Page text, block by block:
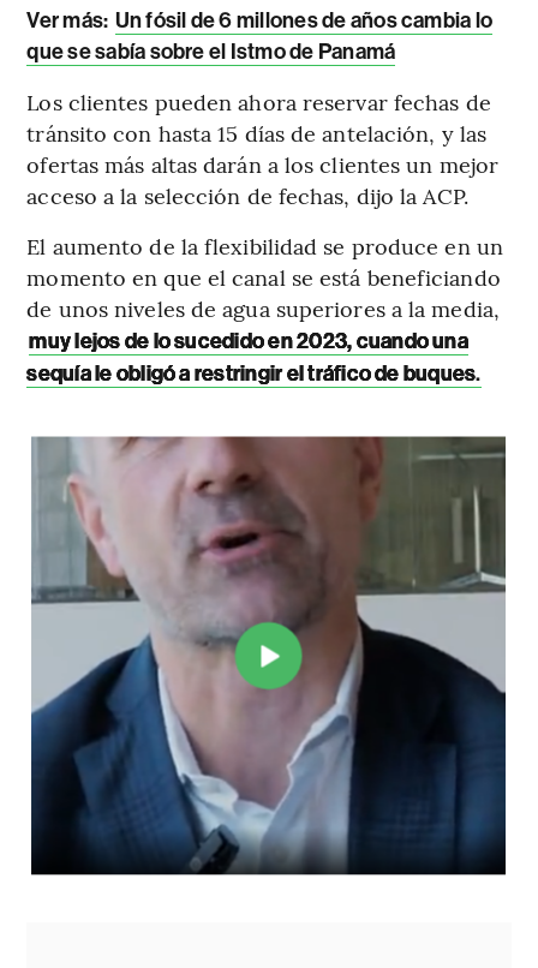
Ver más: Un fósil de 6 millones de años cambia lo
que se sabía sobre el Istmo de Panamá
Los clientes pueden ahora reservar fechas de
tránsito con hasta 15 días de antelación, y las
ofertas más altas darán a los clientes un mejor
acceso a la selección de fechas, dijo la ACP.
El aumento de la flexibilidad se produce en un
momento en que el canal se está beneficiando
de unos niveles de agua superiores a la media,
muy lejos de lo sucedido en 2023, cuando una
sequía le obligó a restringir el tráfico de buques.